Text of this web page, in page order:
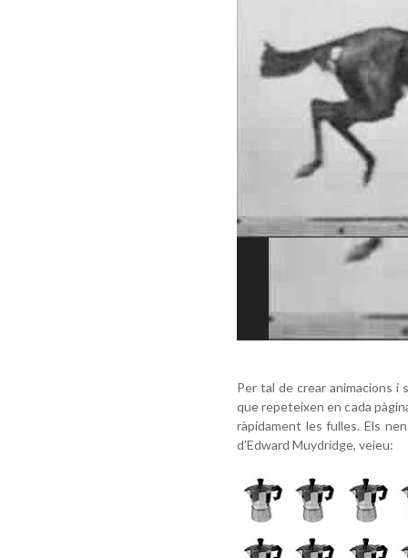
Per tal de crear animacions
que repeteixen en cada
ràpidament les fulles. Els
d’Edward Muydridge, veieu: